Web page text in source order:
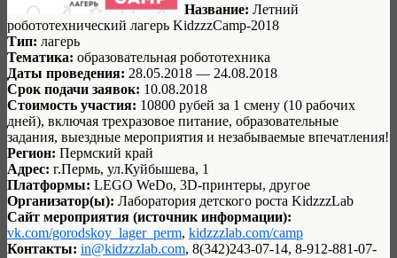
Название: Летний
робототехнический лагерь KidzzzCamp-2018
Тип: лагерь
Тематика: образовательная робототехника
Даты проведения: 28.05.2018 — 24.08.2018
Срок подачи заявок: 10.08.2018
Стоимость участия: 10800 рубей за 1 смену (10 рабочих
дней), включая трехразовое питание, образовательные
задания, выездные мероприятия и незабываемые впечатления!
Регион: Пермский край
Адрес: г.Пермь, ул.Куйбышева, 1
Платформы: LEGO WeDo, 3D-принтеры, другое
Организатор(ы): Лаборатория детского роста KidzzzLab
Сайт мероприятия (источник информации):
vk.com/gorodskoy_lager_perm, kidzzzlab.com/camp
Контакты: in@kidzzzlab.com, 8(342)243-07-14, 8-912-881-07-